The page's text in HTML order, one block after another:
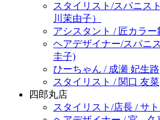
スタイリスト/スパニス
川茉由子）
アシスタント / 匠カラ
ヘアデザイナー/スパニ
圭子)
ひーちゃん / 成瀬 妃生路
スタイリスト / 関口 友菜
四郎丸店
スタイリスト/店長 / サ